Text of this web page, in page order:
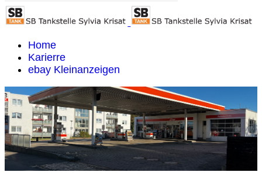
Home
Karierre
ebay Kleinanzeigen